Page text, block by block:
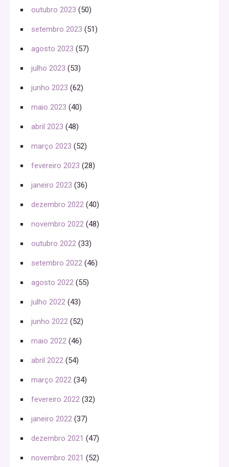
outubro 2023 (50)
setembro 2023 (51)
agosto 2023 (57)
julho 2023 (53)
junho 2023 (62)
maio 2023 (40)
abril 2023 (48)
março 2023 (52)
fevereiro 2023 (28)
janeiro 2023 (36)
dezembro 2022 (40)
novembro 2022 (48)
outubro 2022 (33)
setembro 2022 (46)
agosto 2022 (55)
julho 2022 (43)
junho 2022 (52)
maio 2022 (46)
abril 2022 (54)
março 2022 (34)
fevereiro 2022 (32)
janeiro 2022 (37)
dezembro 2021 (47)
novembro 2021 (52)